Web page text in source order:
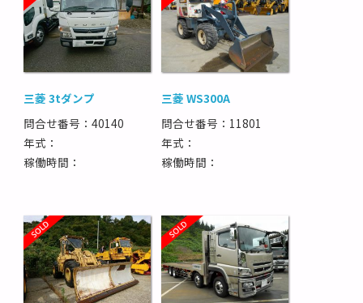
三菱 3tダンプ
問合せ番号：40140
年式：
稼働時間：
三菱 WS300A
問合せ番号：11801
年式：
稼働時間：